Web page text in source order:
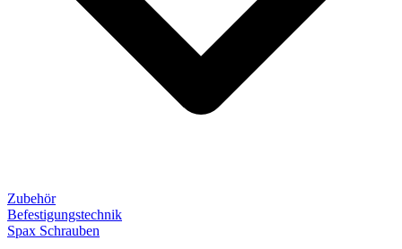
Zubehör
Befestigungstechnik
Spax Schrauben